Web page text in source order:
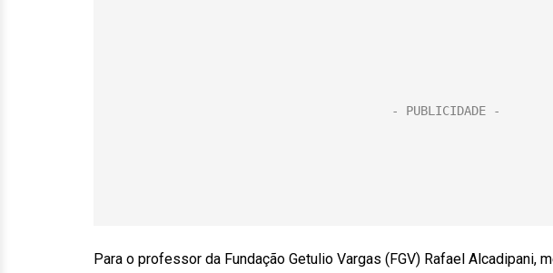
Para o professor da Fundação Getulio Vargas (FGV) Rafael Alcadipani,